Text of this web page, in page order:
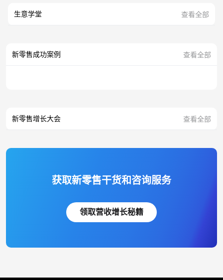
生意学堂 查看全部
新零售成功案例 查看全部
新零售增长大会 查看全部
获取新零售干货和咨询服务
领取营收增长秘籍